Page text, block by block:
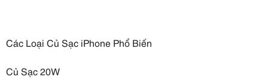
Các Loại Củ Sạc iPhone Phổ Biến
Củ Sạc 20W